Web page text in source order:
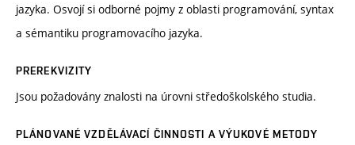
jazyka. Osvojí si odborné pojmy z oblasti programování, syntax
a sémantiku programovacího jazyka.
PREREKVIZITY
Jsou požadovány znalosti na úrovni středoškolského studia.
PLÁNOVANÉ VZDĚLÁVACÍ ČINNOSTI A VÝUKOVÉ METODY